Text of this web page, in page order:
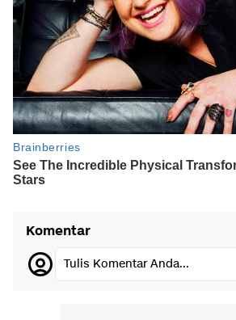
Komentar
Tulis Komentar Anda...